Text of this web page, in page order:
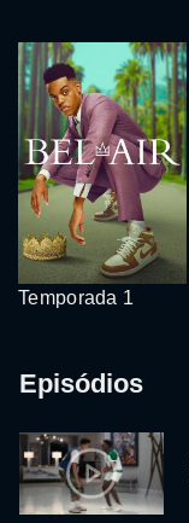
Temporada 1
Episódios